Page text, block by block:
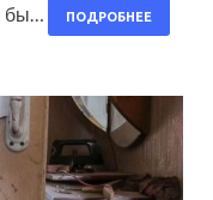
бы…
ПОДРОБНЕЕ